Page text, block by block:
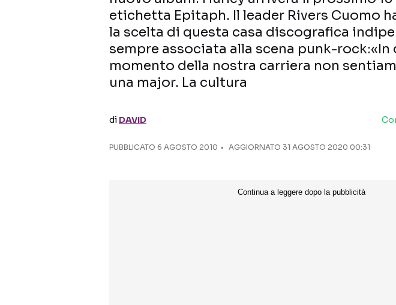
etichetta Epitaph. Il leader Rivers Cuomo
la scelta di questa casa discografica
sempre associata alla scena punk-rock:«In
momento della nostra carriera non
una major. La cultura
di DAVID
PUBBLICATO 6 AGOSTO 2010 AGGIORNATO 31 AGOSTO 2020 00:31